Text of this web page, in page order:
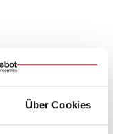
Über Cookies
Nikolaus